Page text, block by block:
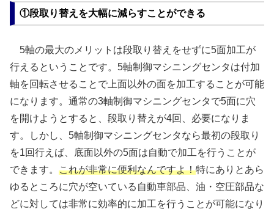
①段取り替えを大幅に減らすことができる
5軸の最大のメリットは段取り替えをせずに5面加工が
行えるということです。5軸制御マシニングセンタは付加
軸を回転させることで上面以外の面を加工することが可能
になります。通常の3軸制御マシニングセンタで5面に穴
を開けようとすると、段取り替えが4回、必要になりま
す。しかし、5軸制御マシニングセンタなら最初の段取り
を1回行えば、底面以外の5面は自動で加工を行うことが
できます。 これが非常に便利なんですよ！特にありとあら
ゆるところに穴が空いている自動車部品、油・空圧部品な
どに対しては非常に効率的に加工を行うことが可能になり